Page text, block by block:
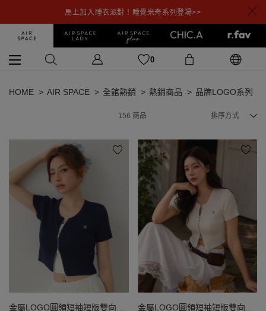
馬上加入睡衣派對！睡覺米奇系列登場>>
0
HOME AIR SPACE 全館熱銷 熱銷商品 品牌LOGO系列
156 商品 排序方式
金屬LOGO圓領短袖短版雙向拉
金屬LOGO圓領短袖短版雙向拉